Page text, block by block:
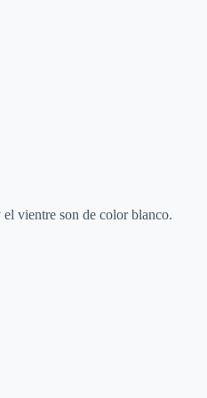
vientre son de color blanco.